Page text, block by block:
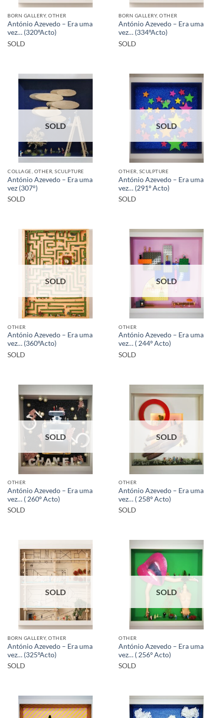
BORN GALLERY, OTHER
António Azevedo – Era uma
vez… (320ºActo)
SOLD
BORN GALLERY, OTHER
António Azevedo – Era uma
vez… (334ºActo)
SOLD
SOLD
COLLAGE, OTHER, SCULPTURE
António Azevedo – Era uma
vez (307°)
SOLD
SOLD
OTHER, SCULPTURE
António Azevedo – Era uma
vez… (291º Acto)
SOLD
SOLD
OTHER
António Azevedo – Era uma
vez… (360ºActo)
SOLD
SOLD
OTHER
António Azevedo – Era uma
vez… ( 244º Acto)
SOLD
SOLD
OTHER
António Azevedo – Era uma
vez… ( 260º Acto)
SOLD
SOLD
OTHER
António Azevedo – Era uma
vez… ( 258º Acto)
SOLD
SOLD
BORN GALLERY, OTHER
António Azevedo – Era uma
vez… (325ºActo)
SOLD
SOLD
OTHER
António Azevedo – Era uma
vez… ( 256º Acto)
SOLD